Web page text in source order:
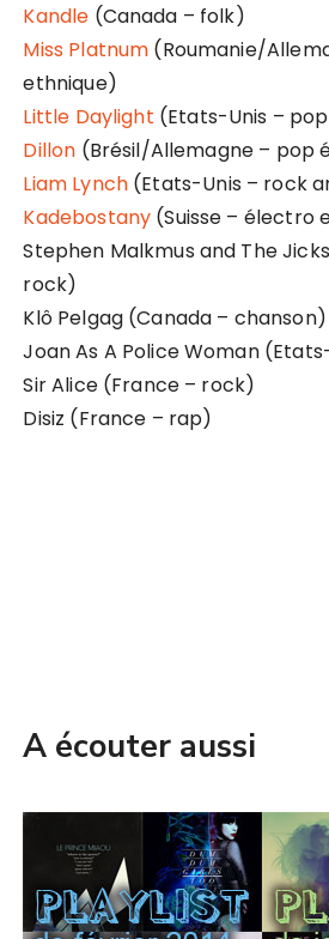
Kandle (Canada – folk)
Miss Platnum (Roumanie/
ethnique)
Little Daylight (Etats-Unis –
Dillon (Brésil/Allemagne – pop
Liam Lynch (Etats-Unis – rock
Kadebostany (Suisse – électro
Stephen Malkmus and The
rock)
Klô Pelgag (Canada – chanson)
Joan As A Police Woman
Sir Alice (France – rock)
Disiz (France – rap)
A écouter aussi